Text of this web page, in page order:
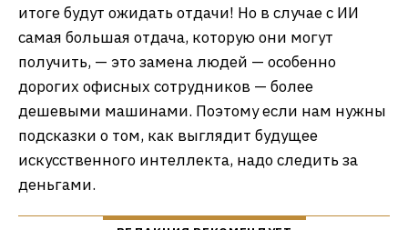
итоге будут ожидать отдачи! Но в случае с ИИ
самая большая отдача, которую они могут
получить, — это замена людей — особенно
дорогих офисных сотрудников — более
дешевыми машинами. Поэтому если нам нужны
подсказки о том, как выглядит будущее
искусственного интеллекта, надо следить за
деньгами.